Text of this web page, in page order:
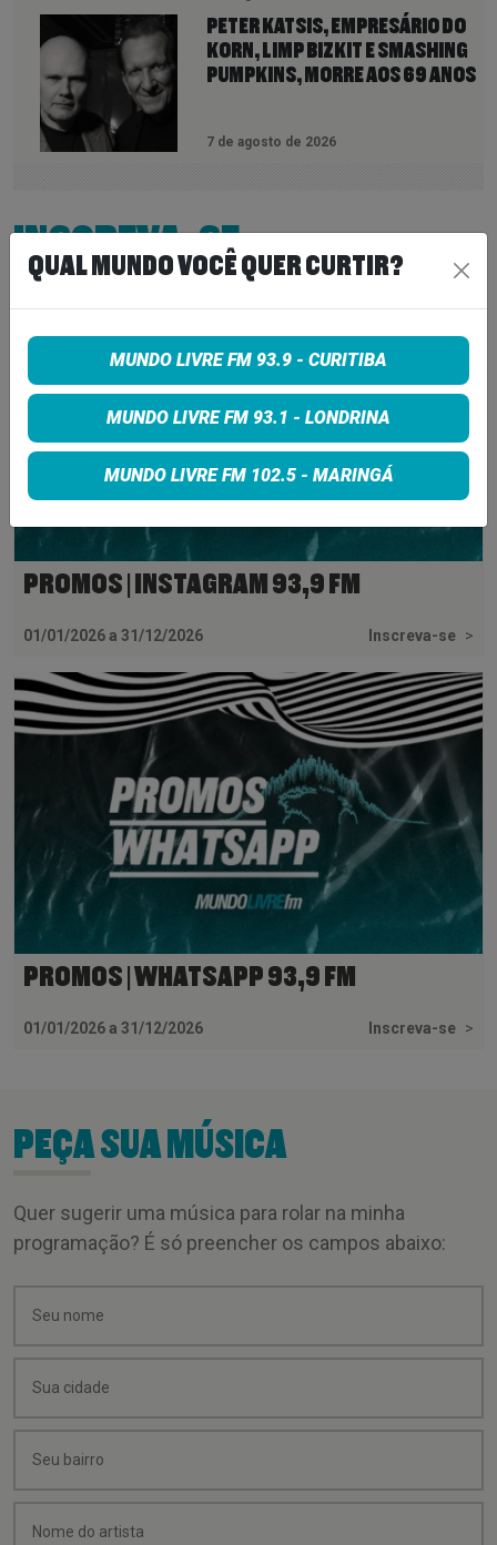
PETER KATSIS, EMPRESÁRIO DO
KORN, LIMP BIZKIT E SMASHING
PUMPKINS, MORRE AOS 69 ANOS
7 de agosto de 2026
INSCREVA-SE
PROMOS | INSTAGRAM 93,9 FM
01/01/2026 a 31/12/2026 Inscreva-se >
PROMOS | WHATSAPP 93,9 FM
01/01/2026 a 31/12/2026 Inscreva-se >
PEÇA SUA MÚSICA
Quer sugerir uma música para rolar na minha
programação? É só preencher os campos abaixo:
QUAL MUNDO VOCÊ QUER CURTIR?
MUNDO LIVRE FM 93.9 - CURITIBA
MUNDO LIVRE FM 93.1 - LONDRINA
MUNDO LIVRE FM 102.5 - MARINGÁ